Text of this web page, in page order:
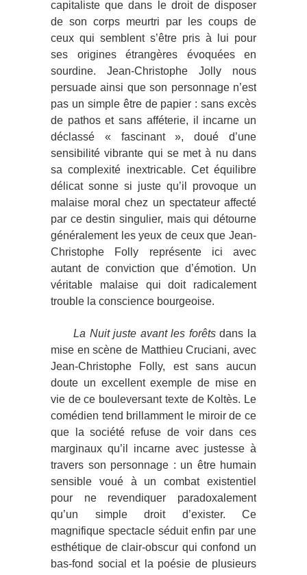
capitaliste que dans le droit de disposer
de son corps meurtri par les coups de
ceux qui semblent s’être pris à lui pour
ses origines étrangères évoquées en
sourdine. Jean-Christophe Jolly nous
persuade ainsi que son personnage n’est
pas un simple être de papier : sans excès
de pathos et sans afféterie, il incarne un
déclassé « fascinant », doué d’une
sensibilité vibrante qui se met à nu dans
sa complexité inextricable. Cet équilibre
délicat sonne si juste qu’il provoque un
malaise moral chez un spectateur affecté
par ce destin singulier, mais qui détourne
généralement les yeux de ceux que Jean-
Christophe Folly représente ici avec
autant de conviction que d’émotion. Un
véritable malaise qui doit radicalement
trouble la conscience bourgeoise.
La Nuit juste avant les forêtsdans la
mise en scène de Matthieu Cruciani, avec
Jean-Christophe Folly, est sans aucun
doute un excellent exemple de mise en
vie de ce bouleversant texte de Koltès. Le
comédien tend brillamment le miroir de ce
que la société refuse de voir dans ces
marginaux qu’il incarne avec justesse à
travers son personnage : un être humain
sensible voué à un combat existentiel
pour ne revendiquer paradoxalement
qu’un simple droit d’exister. Ce
magnifique spectacle séduit enfin par une
esthétique de clair-obscur qui confond un
bas-fond social et la poésie de plusieurs